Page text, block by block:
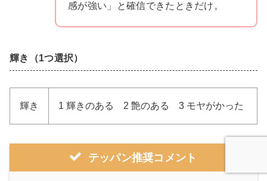
感が強い」と確信できたときだけ。
輝き（1つ選択）
輝き 1 輝きのある 2 艶のある 3 モヤがかった
テッパン推奨コメント